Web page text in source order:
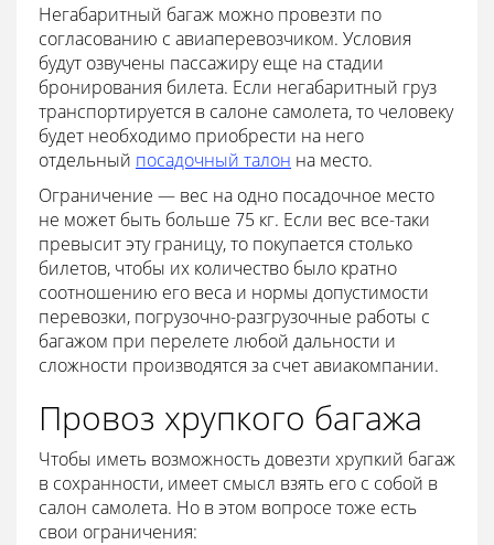
Негабаритный багаж можно провезти по
согласованию с авиаперевозчиком. Условия
будут озвучены пассажиру еще на стадии
бронирования билета. Если негабаритный груз
транспортируется в салоне самолета, то человеку
будет необходимо приобрести на него
отдельный посадочный талон на место.
Ограничение — вес на одно посадочное место
не может быть больше 75 кг. Если вес все-таки
превысит эту границу, то покупается столько
билетов, чтобы их количество было кратно
соотношению его веса и нормы допустимости
перевозки, погрузочно-разгрузочные работы с
багажом при перелете любой дальности и
сложности производятся за счет авиакомпании.
Провоз хрупкого багажа
Чтобы иметь возможность довезти хрупкий багаж
в сохранности, имеет смысл взять его с собой в
салон самолета. Но в этом вопросе тоже есть
свои ограничения: